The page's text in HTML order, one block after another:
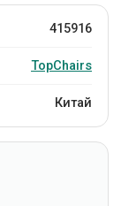
415916
TopChairs
Китай